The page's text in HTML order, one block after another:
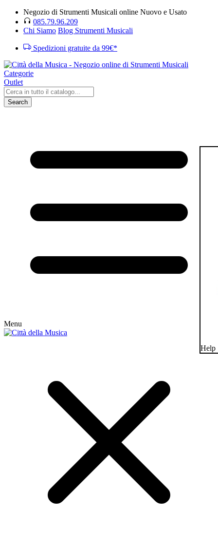
Negozio di Strumenti Musicali online Nuovo e Usato
085.79.96.209
Chi Siamo Blog Strumenti Musicali
Spedizioni gratuite da 99€*
Categorie
Outlet
Search
Menu
Help